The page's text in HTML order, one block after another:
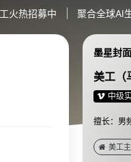
火热招募中 聚合全球AI
墨星封
美工（
中级
擅长：男
美工
该美工